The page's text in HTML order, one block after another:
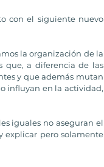
con el siguiente nuevo
la organización de la
que, a diferencia de las
y que además mutan
influyan en la actividad,
iguales no aseguran el
explicar pero solamente